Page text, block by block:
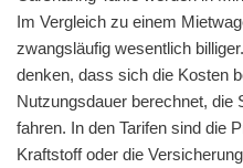
Im Vergleich zu einem
zwangsläufig wesentlich
denken, dass sich die Kosten
Nutzungsdauer berechnet, die
fahren. In den Tarifen sind die
Kraftstoff oder die